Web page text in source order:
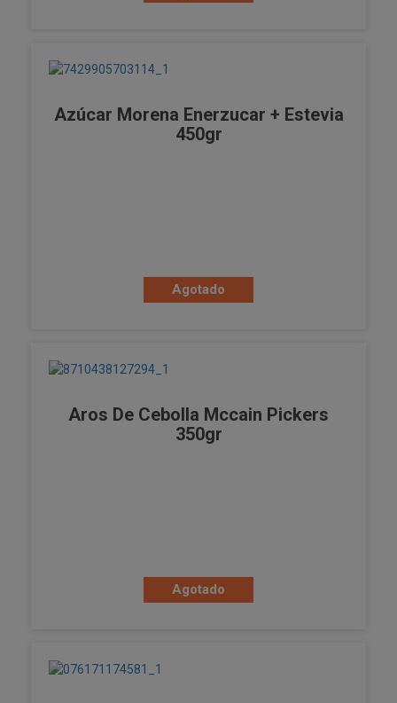
Azúcar Morena Enerzucar + Estevia
450gr
Agotado
Aros De Cebolla Mccain Pickers
350gr
Agotado